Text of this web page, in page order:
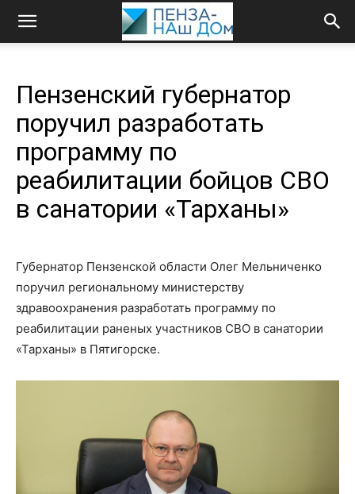
Пензенский губернатор
поручил разработать
программу по
реабилитации бойцов СВО
в санатории «Тарханы»
Губернатор Пензенской области Олег Мельниченко
поручил региональному министерству
здравоохранения разработать программу по
реабилитации раненых участников СВО в санатории
«Тарханы» в Пятигорске.